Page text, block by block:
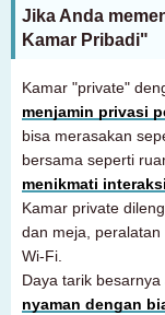
Jika Anda
Kamar Pribadi"
Kamar "private"
menjamin privasi
bisa merasakan
bersama seperti
menikmati
Kamar private
dan meja, peralatan
Wi-Fi.
Daya tarik besarnya
nyaman dengan